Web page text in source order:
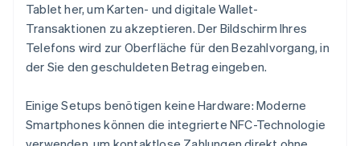
Tablet her, um Karten- und digitale Wallet-
Transaktionen zu akzeptieren. Der Bildschirm Ihres
Telefons wird zur Oberfläche für den Bezahlvorgang, in
der Sie den geschuldeten Betrag eingeben.
Einige Setups benötigen keine Hardware: Moderne
Smartphones können die integrierte NFC-Technologie